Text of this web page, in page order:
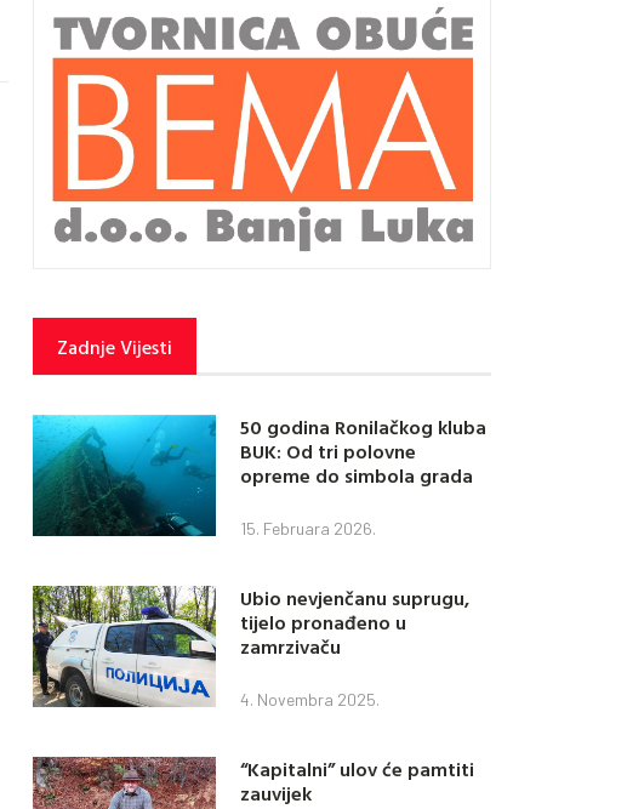
Zadnje Vijesti
50 godina Ronilačkog kluba
BUK: Od tri polovne
opreme do simbola grada
15. Februara 2026.
Ubio nevjenčanu suprugu,
tijelo pronađeno u
zamrzivaču
4. Novembra 2025.
“Kapitalni” ulov će pamtiti
zauvijek